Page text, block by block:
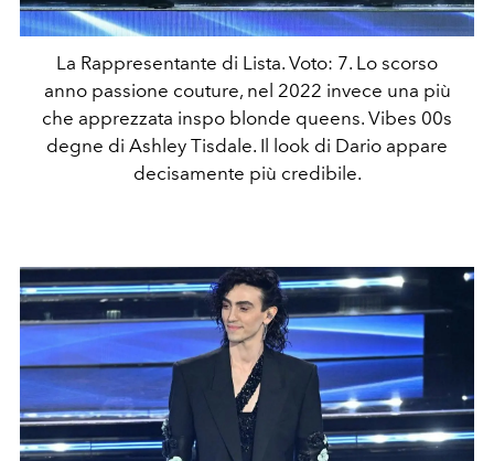
La Rappresentante di Lista. Voto: 7. Lo scorso
anno passione couture, nel 2022 invece una più
che apprezzata inspo blonde queens. Vibes 00s
degne di Ashley Tisdale. Il look di Dario appare
decisamente più credibile.